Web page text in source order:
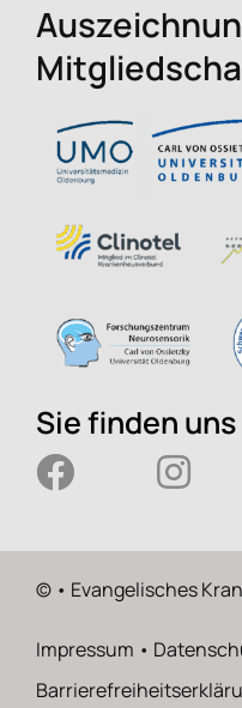
Sie finden
© • Evangelisches
Impressum •